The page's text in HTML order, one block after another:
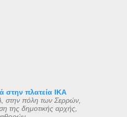
στην πλατεία ΙΚΑ
στην πόλη των Σερρών,
της δημοτικής αρχής,